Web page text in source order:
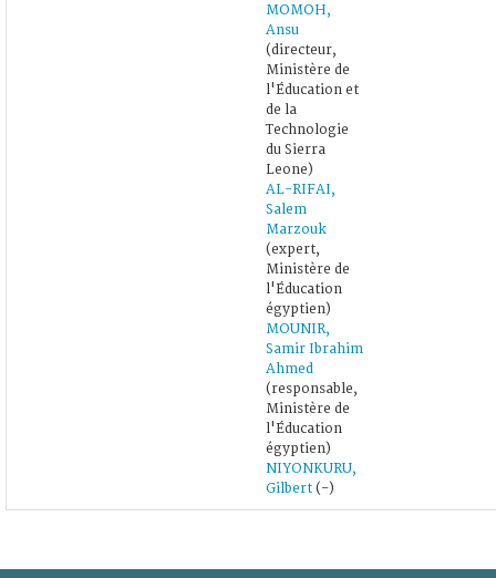
MOMOH,
Ansu
(directeur,
Ministère de
l'Éducation et
de la
Technologie
du Sierra
Leone)
AL-RIFAI,
Salem
Marzouk
(expert,
Ministère de
l'Éducation
égyptien)
MOUNIR,
Samir Ibrahim
Ahmed
(responsable,
Ministère de
l'Éducation
égyptien)
NIYONKURU,
Gilbert (-)